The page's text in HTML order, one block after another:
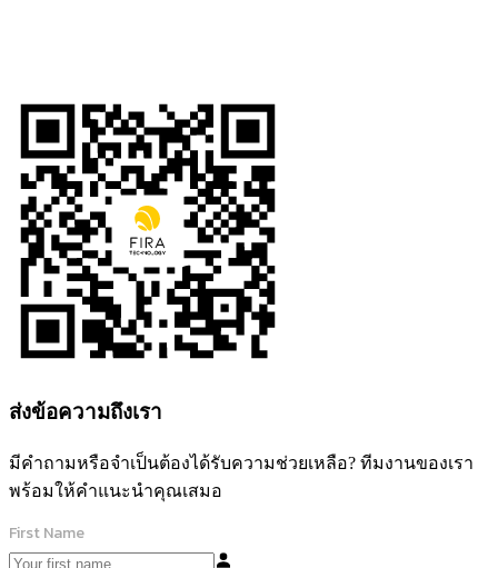
ส่งข้อความถึงเรา
มีคำถามหรือจำเป็นต้องได้รับความช่วยเหลือ? ทีมงานของเรา
พร้อมให้คำแนะนำคุณเสมอ
First Name